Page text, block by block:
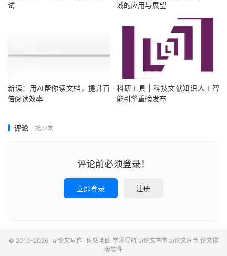
试
域的应用与展望
新读：用AI帮你读文档，提升百
倍阅读效率
科研工具 | 科技文献知识人工智
能引擎重磅发布
评论 抢沙发
评论前必须登录！
立即登录 注册
© 2010-2026 ai论文写作 网站地图 学术导航 ai论文查重 ai论文润色 论文排
版软件